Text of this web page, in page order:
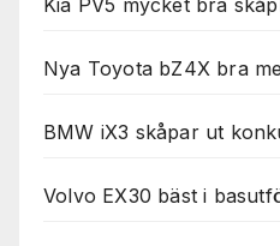
Kia PV5 mycket bra
Nya Toyota bZ4X bra
BMW iX3 skåpar ut
Volvo EX30 bäst i